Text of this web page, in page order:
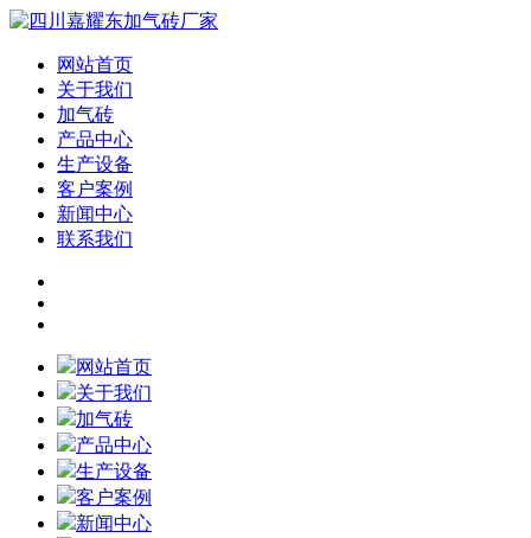
网站首页
关于我们
加气砖
产品中心
生产设备
客户案例
新闻中心
联系我们
网站首页
关于我们
加气砖
产品中心
生产设备
客户案例
新闻中心